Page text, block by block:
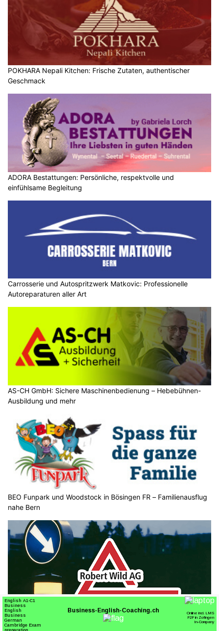
POKHARA Nepali Kitchen: Frische Zutaten, authentischer
Geschmack
ADORA Bestattungen: Persönliche, respektvolle und
einfühlsame Begleitung
Carrosserie und Autospritzwerk Matkovic: Professionelle
Autoreparaturen aller Art
AS-CH GmbH: Sichere Maschinenbedienung – Hebebühnen-
Ausbildung und mehr
BEO Funpark und Woodstock in Bösingen FR – Familienausflug
nahe Bern
Robert Wild AG: Professionelle Fahrzeugbeschriftungen für
mehr Sichtbarkeit